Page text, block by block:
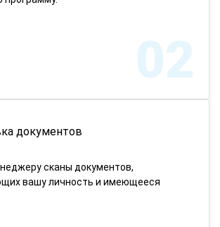
02
документов
сканы документов,
вашу личность и имеющееся